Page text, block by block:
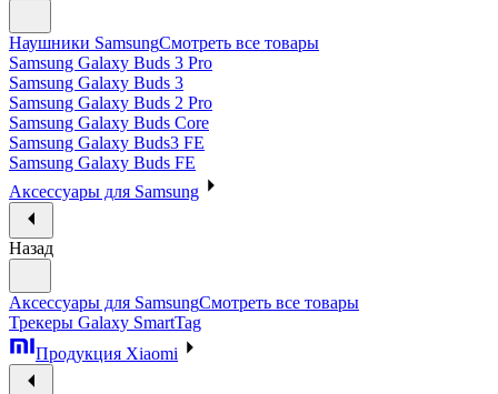
Наушники SamsungСмотреть все товары
Samsung Galaxy Buds 3 Pro
Samsung Galaxy Buds 3
Samsung Galaxy Buds 2 Pro
Samsung Galaxy Buds Core
Samsung Galaxy Buds3 FE
Samsung Galaxy Buds FE
Аксессуары для Samsung
Назад
Аксессуары для SamsungСмотреть все товары
Трекеры Galaxy SmartTag
Продукция Xiaomi